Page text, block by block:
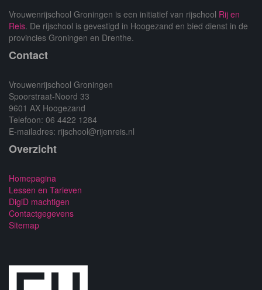
Vrouwenrijschool Groningen is een initiatief van rijschool Rij en
Reis. De rijschool is gevestigd in Hoogezand en bied dienst in de
provincies Groningen en Drenthe.
Contact
Vrouwenrijschool Groningen
Spoorstraat-Noord 33
9601 AX Hoogezand
Telefoon: 06 4422 1284
E-mailadres: rijschool@rijenreis.nl
Overzicht
Homepagina
Lessen en Tarieven
DigiD machtigen
Contactgegevens
Sitemap